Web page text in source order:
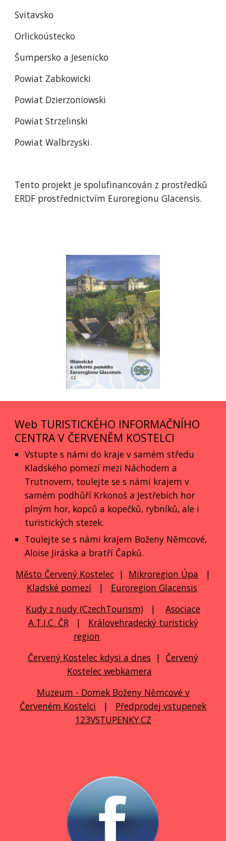
Svitavsko
Orlickoústecko
Šumpersko a Jesenicko
Powiat Zabkowicki
Powiat Dzierzoniowski
Powiat Strzelinski
Powiat Walbrzyski.
Tento projekt je spolufinancován z prostředků
ERDF prostřednictvím Euroregionu Glacensis.
Web TURISTICKÉHO INFORMAČNÍHO
CENTRA V ČERVENĚM KOSTELCI
Vstupte s námi do kraje v samém středu
Kladského pomezí mezi Náchodem a
Trutnovem, toulejte se s námi krajem v
samém podhůří Krkonoš a Jestřebích hor
plným hor, kopců a kopečků, rybníků, ale i
turistických stezek.
Toulejte se s námi krajem Boženy Němcové,
Aloise Jiráska a bratří Čapků.
Město Červený Kostelec | Mikroregion Úpa |
Kladské pomezí| Euroregion Glacensis
Kudy z nudy (CzechTourism) | Asociace
A.T.I.C. ČR| Královehradecký turistický
region
Červený Kostelec kdysi a dnes | Červený
Kostelec webkamera
Muzeum - Domek Boženy Němcové v
Červeném Kostelci | Předprodej vstupenek
123VSTUPENKY.CZ